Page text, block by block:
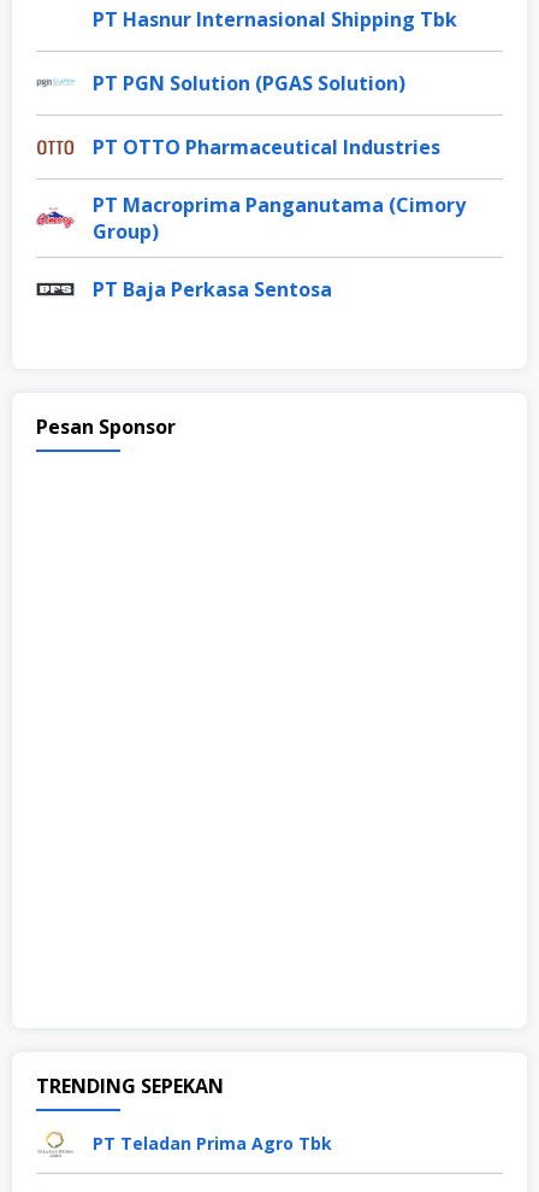
PT Hasnur Internasional Shipping Tbk
PT PGN Solution (PGAS Solution)
PT OTTO Pharmaceutical Industries
PT Macroprima Panganutama (Cimory
Group)
PT Baja Perkasa Sentosa
Pesan Sponsor
TRENDING SEPEKAN
PT Teladan Prima Agro Tbk